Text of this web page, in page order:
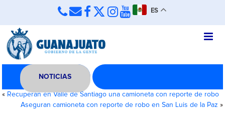
ES
NOTICIAS
« Recuperan en Valle de Santiago una camioneta con reporte de robo
Aseguran camioneta con reporte de robo en San Luis de la Paz »